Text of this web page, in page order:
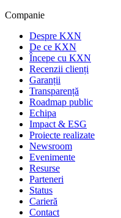
Companie
Despre KXN
De ce KXN
Începe cu KXN
Recenzii clienți
Garanții
Transparență
Roadmap public
Echipa
Impact & ESG
Proiecte realizate
Newsroom
Evenimente
Resurse
Parteneri
Status
Carieră
Contact